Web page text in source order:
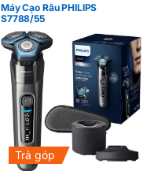
Máy Cạo Râu PHILIPS
S7788/55
Trả góp